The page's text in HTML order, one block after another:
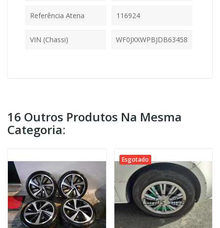
Referência Atena 116924
VIN (Chassi) WF0JXXWPBJDB63458
16 Outros Produtos Na Mesma
Categoria:
Esgotado